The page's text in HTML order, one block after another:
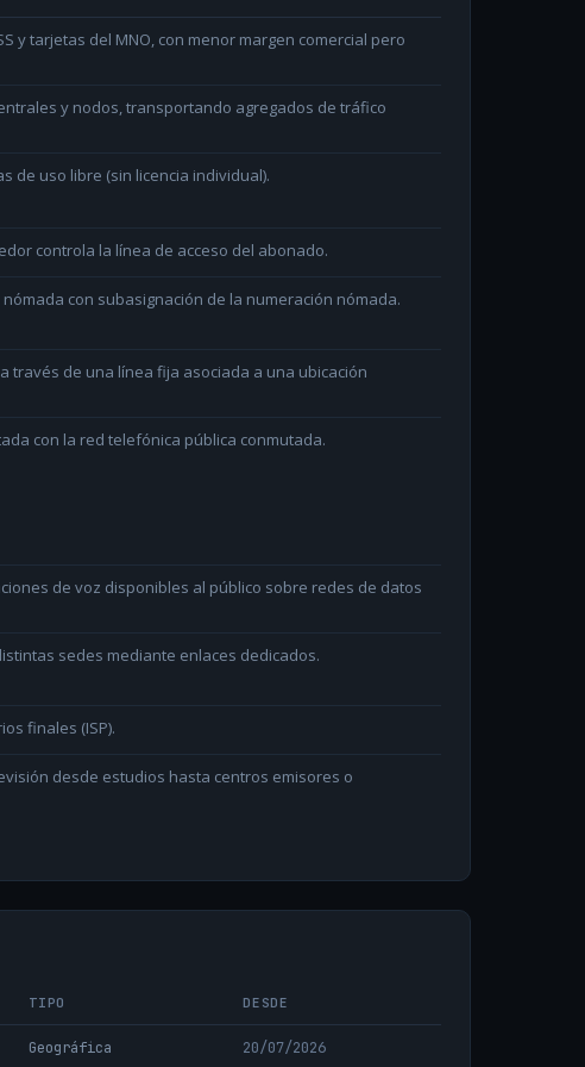
y tarjetas del MNO, con menor margen comercial pero
y nodos, transportando agregados de tráfico
de uso libre (sin licencia individual).
controla la línea de acceso del abonado.
con subasignación de la numeración nómada.
través de una línea fija asociada a una ubicación
con la red telefónica pública conmutada.
de voz disponibles al público sobre redes de datos
sedes mediante enlaces dedicados.
finales (ISP).
desde estudios hasta centros emisores o
TIPO DESDE
Geográfica 20/07/2026